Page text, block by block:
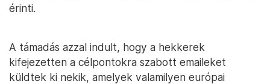
érinti.
A támadás azzal indult, hogy a hekkerek
kifejezetten a célpontokra szabott emaileket
küldtek ki nekik, amelyek valamilyen európai